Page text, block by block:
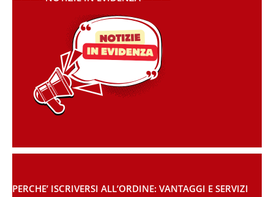
PERCHE’ ISCRIVERSI ALL’ORDINE: VANTAGGI E SERVIZI